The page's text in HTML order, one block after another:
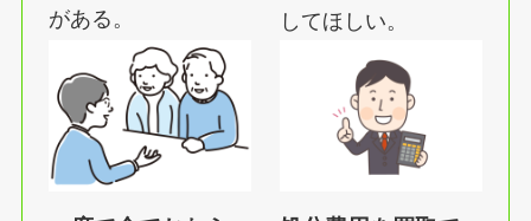
がある。
してほしい。